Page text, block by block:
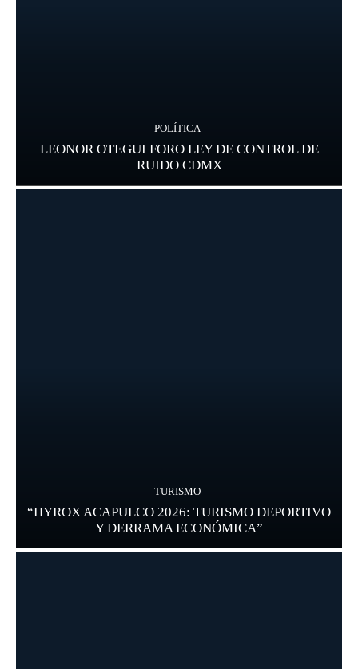
POLÍTICA
LEONOR OTEGUI FORO LEY DE CONTROL DE
RUIDO CDMX
TURISMO
“HYROX ACAPULCO 2026: TURISMO DEPORTIVO
Y DERRAMA ECONÓMICA”